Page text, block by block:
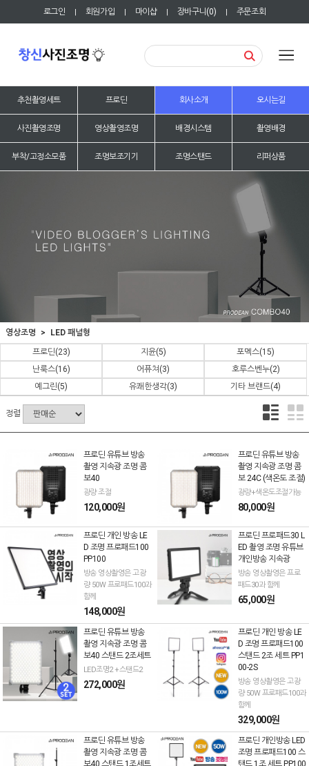
로그인 | 회원가입 | 마이샵 | 장바구니(0) | 주문조회
추천촬영세트 프로딘 회사소개 오시는길
사진촬영조명 영상촬영조명 배경시스템 촬영배경
부착/고정소모품 조명보조기기 조명스탠드 리퍼상품
영상조명
LED 패널형
프로딘(23) 지윤(5) 포멕스(15)
난룩스(16) 어퓨쳐 (3) 호루스벤누(2)
예그린(5) 유쾌한생각(3) 기타 브랜드(4)
정렬
프로딘 유튜브 방송
촬영 지속광 조명 콤
보40
광량 조절
120,000원
프로딘 유튜브 방송
촬영 지속광 조명 콤
보 24C (색온도 조절)
광량+색온도조절가능
80,000원
프로딘 개인 방송 LE
D 조명 프로패드100
PP100
방송 영상촬영은 고광
량 50W 프로패드100과
함께
148,000원
프로딘 프로패드30 L
ED 촬영 조명 유튜브
개인방송 지속광
방송 영상촬영은 프로
패드30과 함께
65,000원
프로딘 유튜브 방송
촬영 지속광 조명 콤
보40 스탠드 2조세트
LED조명2 +스탠드2
272,000원
프로딘 개인 방송 LE
D 조명 프로패드100
스탠드 2조 세트 PP1
00-2S
방송 영상촬영은 고광
량 50W 프로패드100과
함께
329,000원
프로딘 유튜브 방송
촬영 지속광 조명 콤
프로딘 개인방송 LED
조명 프로패드100 스